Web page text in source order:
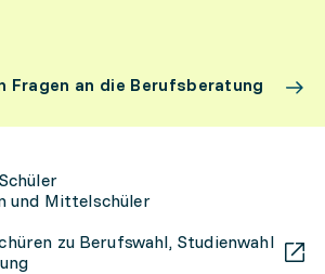
Fragen an die Berufsberatung
und Mittelschüler
zu Berufswahl, Studienwahl